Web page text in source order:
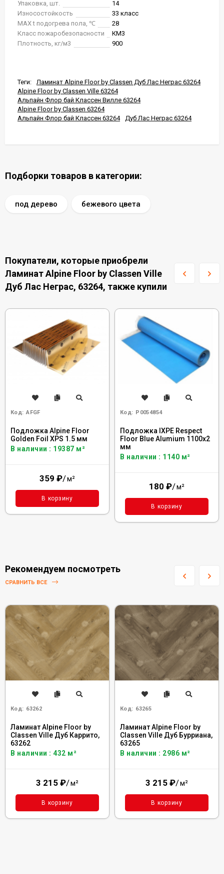
Упаковка, шт.
14
Износостойкость
33 класс
MAX t подогрева пола, ℃
28
Класс пожаробезопасности
КМ3
Плотность, кг/м3
900
Теги:
Ламинат Alpine Floor by Classen Дуб Лас Неграс 63264
Alpine Floor by Classen Ville 63264
Альпайн Флор бай Классен Вилле 63264
Alpine Floor by Classen 63264
Альпайн Флор бай Классен 63264
Дуб Лас Неграс 63264
Подборки товаров в категории:
под дерево бежевого цвета
Покупатели, которые приобрели
Ламинат Alpine Floor by Classen Ville
Дуб Лас Неграс, 63264, также купили
Код: AFGF
Подложка Alpine Floor
Golden Foil XPS 1.5 мм
В наличии : 19387 м²
359 ₽/м²
В корзину
Код: Р0054854
Подложка IXPE Respect
Floor Blue Alumium 1100х2
мм
В наличии : 1140 м²
180 ₽/м²
В корзину
Рекомендуем посмотреть
СРАВНИТЬ ВСЕ
Код: 63262
Ламинат Alpine Floor by
Classen Ville Дуб Каррито,
63262
В наличии : 432 м²
3 215 ₽/м²
В корзину
Код: 63265
Ламинат Alpine Floor by
Classen Ville Дуб Бурриана,
63265
В наличии : 2986 м²
3 215 ₽/м²
В корзину